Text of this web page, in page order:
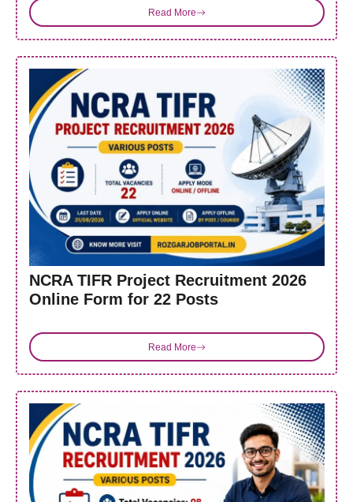
Read More
NCRA TIFR Project Recruitment 2026
Online Form for 22 Posts
Read More